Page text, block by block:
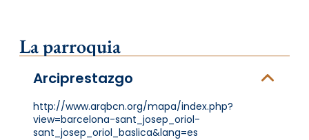
La parroquia
Arciprestazgo
http://www.arqbcn.org/mapa/index.php?
view=barcelona-sant_josep_oriol-
sant_josep_oriol_baslica&lang=es